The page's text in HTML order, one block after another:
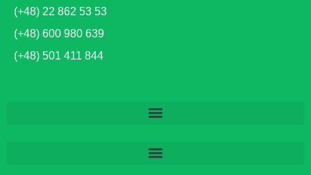
(+48) 22 862 53 53
(+48) 600 980 639
(+48) 501 411 844